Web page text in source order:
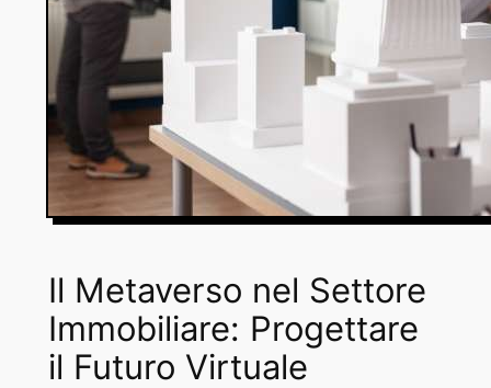
Il Metaverso nel Settore
Immobiliare: Progettare
il Futuro Virtuale